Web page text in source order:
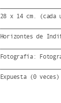
28 x 14 cm. (cada
Horizontes de
Fotografía:
Expuesta (0 veces)